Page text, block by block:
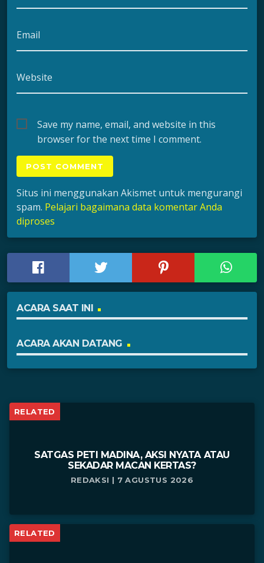
Email
Website
Save my name, email, and website in this
browser for the next time I comment.
Situs ini menggunakan Akismet untuk mengurangi
spam. Pelajari bagaimana data komentar Anda
diproses
ACARA SAAT INI
ACARA AKAN DATANG
RELATED
SATGAS PETI MADINA, AKSI NYATA ATAU
SEKADAR MACAN KERTAS?
REDAKSI | 7 AGUSTUS 2026
RELATED